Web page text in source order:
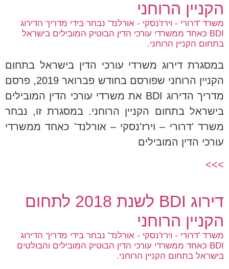
הקניין הרוחני
משרד 'דרורי - וירז'נסקי - אורלנד' נבחר בידי מדריך הדירוג
BDI כאחד ממשרדי עורכי הדין הבוטיק המובילים בישראל
בתחום הקניין הרוחני.
במסגרת דירוג משרדי עורכי הדין בישראל בתחום
הקניין הרוחני שפורסם בחודש פברואר 2019, פרסם
מדריך הדירוג BDI את משרדי עורכי הדין המובילים
בישראל בתחום הקניין הרוחני. במסגרת זו, נבחר
משרד 'דרורי – וירז'נסקי – אורלנד' כאחד ממשרדי
עורכי הדין המובילים
>>>
דירוג BDI לשנת 2018 לתחום
הקניין הרוחני
משרד 'דרורי - וירז'נסקי - אורלנד' נבחר בידי מדריך הדירוג
BDI כאחד ממשרדי עורכי הדין הבוטיק המובילים והבולטים
בישראל בתחום הקניין הרוחני.